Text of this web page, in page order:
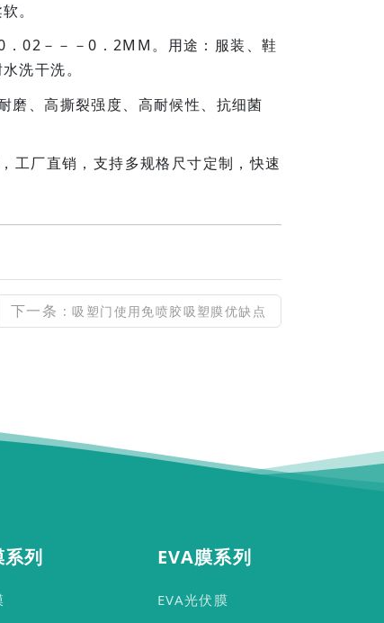
。
02－－－0．2MM。用途：服装、鞋
洗干洗。
、高撕裂强度、高耐候性、抗细菌
工厂直销，支持多规格尺寸定制，快速
下一条 : 吸塑门使用免喷胶吸塑膜优缺点
列 EVA膜系列
EVA光伏膜